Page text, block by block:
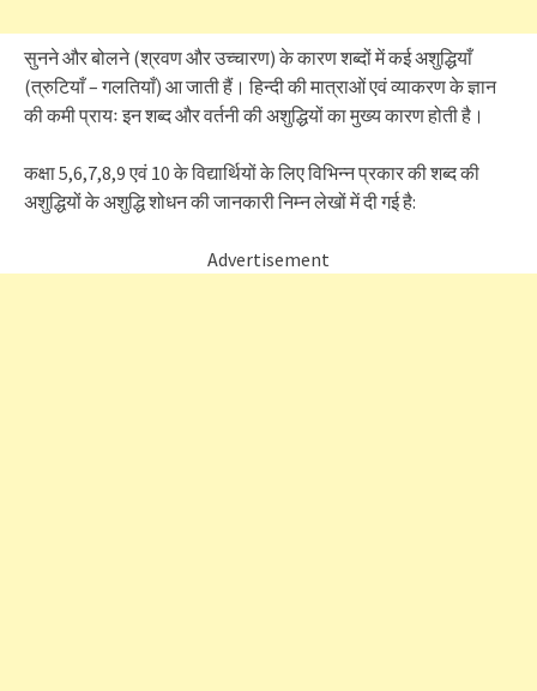
सुनने और बोलने (श्रवण और उच्चारण) के कारण शब्दों में कई अशुद्धियाँ
(त्रुटियाँ – गलतियाँ) आ जाती हैं। हिन्दी की मात्राओं एवं व्याकरण के ज्ञान
की कमी प्रायः इन शब्द और वर्तनी की अशुद्धियों का मुख्य कारण होती है।
कक्षा 5,6,7,8,9 एवं 10 के विद्यार्थियों के लिए विभिन्न प्रकार की शब्द की
अशुद्धियों के अशुद्धि शोधन की जानकारी निम्न लेखों में दी गई है:
Advertisement